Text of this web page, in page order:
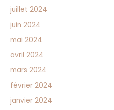
juillet 2024
juin 2024
mai 2024
avril 2024
mars 2024
février 2024
janvier 2024